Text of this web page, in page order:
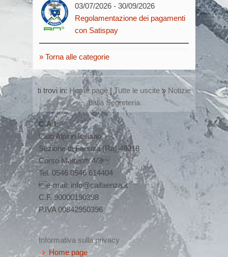
03/07/2026 - 30/09/2026
Regolamentazione dei pagamenti
con Satispay
Torna alle categorie
ti trovi in: Home page| Tutte le uscite» Notizie
dalla Segreteria
C.A.I.
Club Alpino Italiano
Sezione di Faenza (Ra) 48018
Corso Matteotti 4/3
Tel. 0546 0546 614404
e-mail: info@caifaenza.it
C.F. 90000190398
P.IVA 00842950396
Informativa sulla privacy
Home page